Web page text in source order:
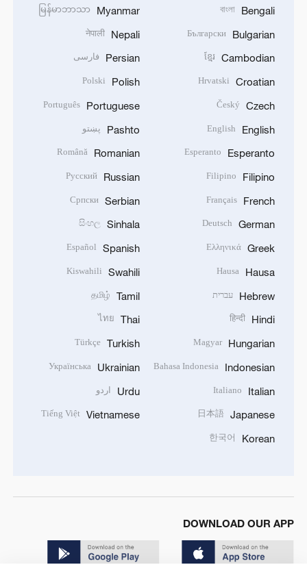
Bengali
বাংলা
Bulgarian
Български
Cambodian
ខ្មែរ
Croatian
Hrvatski
Czech
Český
English
English
Esperanto
Esperanto
Filipino
Filipino
French
Français
German
Deutsch
Greek
Ελληνικά
Hausa
Hausa
Hebrew עברית
Hindi
हिन्दी
Hungarian
Magyar
Indonesian
Bahasa Indonesia
Italian
Italiano
Japanese
日本語
Korean
한국어
Myanmar
မြန်မာဘာသာ
Nepali
नेपाली
Persian فارسی
Polish
Polski
Portuguese
Português
Pashto پښتو
Romanian
Română
Russian
Русский
Serbian
Српски
Sinhala
සිංහල
Spanish
Español
Swahili
Kiswahili
Tamil
தமிழ்
Thai
ไทย
Turkish
Türkçe
Ukrainian
Українська
Urdu اردو
Vietnamese
Tiếng Việt
DOWNLOAD OUR APP